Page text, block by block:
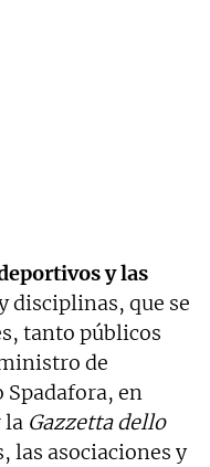
y las
disciplinas, que se
tanto públicos
de
Spadafora, en
la Gazzetta dello
las asociaciones y